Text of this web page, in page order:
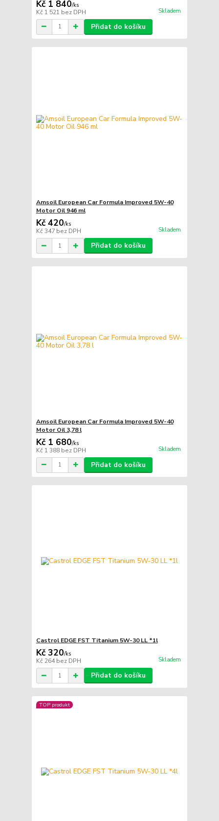
Kč 1 840/ks
Kč 1 521 bez DPH Skladem
Přidat do košíku
Amsoil European Car Formula Improved 5W-40
Motor Oil 946 ml
Kč 420/ks
Kč 347 bez DPH Skladem
Přidat do košíku
Amsoil European Car Formula Improved 5W-40
Motor Oil 3,78 l
Kč 1 680/ks
Kč 1 388 bez DPH Skladem
Přidat do košíku
Castrol EDGE FST Titanium 5W-30 LL *1l
Kč 320/ks
Kč 264bez DPH Skladem
Přidat do košíku
TOP produkt